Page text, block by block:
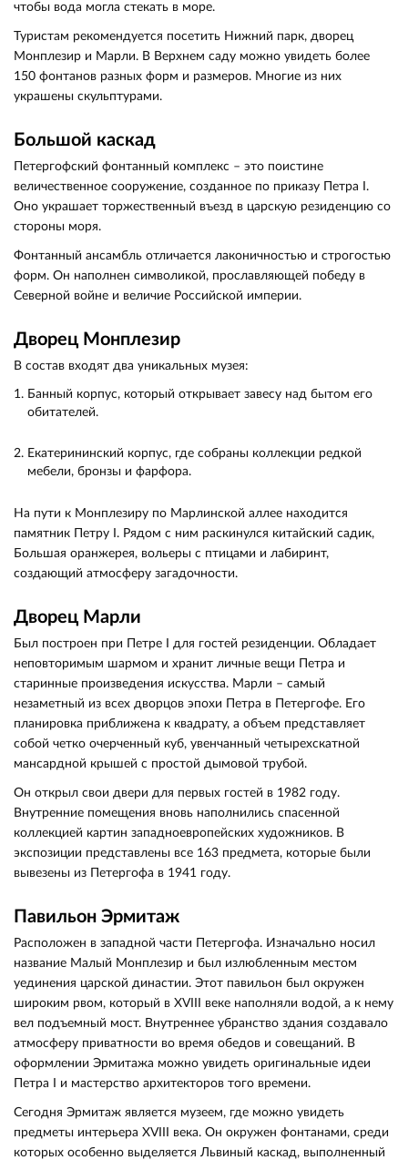
чтобы вода могла стекать в море.
Туристам рекомендуется посетить Нижний парк, дворец
Монплезир и Марли. В Верхнем саду можно увидеть более
150 фонтанов разных форм и размеров. Многие из них
украшены скульптурами.
Большой каскад
Петергофский фонтанный комплекс – это поистине
величественное сооружение, созданное по приказу Петра I.
Оно украшает торжественный въезд в царскую резиденцию со
стороны моря.
Фонтанный ансамбль отличается лаконичностью и строгостью
форм. Он наполнен символикой, прославляющей победу в
Северной войне и величие Российской империи.
Дворец Монплезир
В состав входят два уникальных музея:
Банный корпус, который открывает завесу над бытом его
обитателей.
Екатерининский корпус, где собраны коллекции редкой
мебели, бронзы и фарфора.
На пути к Монплезиру по Марлинской аллее находится
памятник Петру I. Рядом с ним раскинулся китайский садик,
Большая оранжерея, вольеры с птицами и лабиринт,
создающий атмосферу загадочности.
Дворец Марли
Был построен при Петре I для гостей резиденции. Обладает
неповторимым шармом и хранит личные вещи Петра и
старинные произведения искусства. Марли – самый
незаметный из всех дворцов эпохи Петра в Петергофе. Его
планировка приближена к квадрату, а объем представляет
собой четко очерченный куб, увенчанный четырехскатной
мансардной крышей с простой дымовой трубой.
Он открыл свои двери для первых гостей в 1982 году.
Внутренние помещения вновь наполнились спасенной
коллекцией картин западноевропейских художников. В
экспозиции представлены все 163 предмета, которые были
вывезены из Петергофа в 1941 году.
Павильон Эрмитаж
Расположен в западной части Петергофа. Изначально носил
название Малый Монплезир и был излюбленным местом
уединения царской династии. Этот павильон был окружен
широким рвом, который в XVIII веке наполняли водой, а к нему
вел подъемный мост. Внутреннее убранство здания создавало
атмосферу приватности во время обедов и совещаний. В
оформлении Эрмитажа можно увидеть оригинальные идеи
Петра I и мастерство архитекторов того времени.
Сегодня Эрмитаж является музеем, где можно увидеть
предметы интерьера XVIII века. Он окружен фонтанами, среди
которых особенно выделяется Львиный каскад, выполненный